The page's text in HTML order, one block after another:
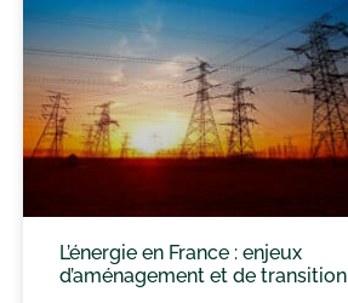
L’énergie en France : enjeux
d’aménagement et de transition